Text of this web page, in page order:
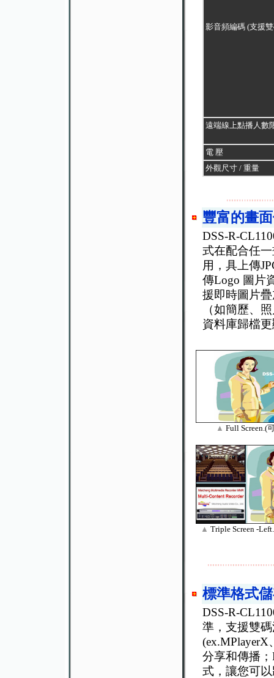
影音頻編碼 (支援
遠端線上點播人數
電 壓
外觀尺寸 / 重量
豐富的畫
DSS-R-
式在配合任
用，具上傳
傳Logo 圖片
援即時圖片
（如簡歷、
資料庫歸檔
▲ Full Screen.(
▲ Triple Screen -
標準格式
DSS-R-
準，支援雙
(ex.MPlayerX
分享和傳播
式，讓您可